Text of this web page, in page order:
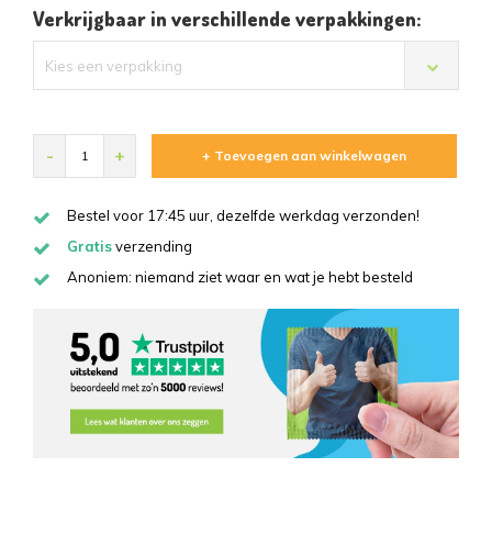
Verkrijgbaar in verschillende verpakkingen:
Kies een verpakking
- + + Toevoegen aan winkelwagen
Bestel voor 17:45 uur, dezelfde werkdag verzonden!
Gratisverzending
Anoniem: niemand ziet waar en wat je hebt besteld